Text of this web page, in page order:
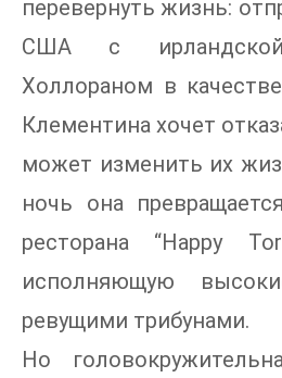
перевернуть жизнь:
США с ирландской
Холлораном в
Клементина хочет
может изменить их
ночь она
ресторана “Happy
исполняющую
ревущими трибунами.
Но